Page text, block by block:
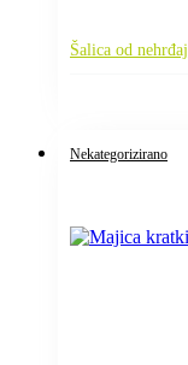
Šalica od
Nekategorizirano